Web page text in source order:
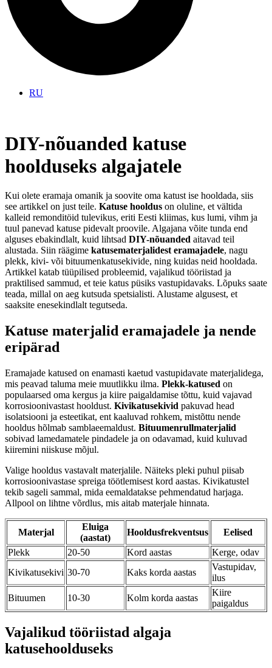
RU
DIY-nõuanded katuse
hoolduseks algajatele
Kui olete eramaja omanik ja soovite oma katust ise hooldada, siis
see artikkel on just teile. Katuse hooldus on oluline, et vältida
kalleid remonditöid tulevikus, eriti Eesti kliimas, kus lumi, vihm ja
tuul panevad katuse pidevalt proovile. Algajana võite tunda end
alguses ebakindlalt, kuid lihtsad DIY-nõuanded aitavad teil
alustada. Siin räägime katusematerjalidest eramajadele, nagu
plekk, kivi- või bituumenkatusekivide, ning kuidas neid hooldada.
Artikkel katab tüüpilised probleemid, vajalikud tööriistad ja
praktilised sammud, et teie katus püsiks vastupidavaks. Lõpuks saate
teada, millal on aeg kutsuda spetsialisti. Alustame algusest, et
saaksite enesekindlalt tegutseda.
Katuse materjalid eramajadele ja nende
eripärad
Eramajade katused on enamasti kaetud vastupidavate materjalidega,
mis peavad taluma meie muutlikku ilma. Plekk-katused on
populaarsed oma kergus ja kiire paigaldamise tõttu, kuid vajavad
korrosioonivastast hooldust. Kivikatusekivid pakuvad head
isolatsiooni ja esteetikat, ent kaaluvad rohkem, mistõttu nende
hooldus hõlmab samblaeemaldust. Bituumenrullmaterjalid
sobivad lamedamatele pindadele ja on odavamad, kuid kuluvad
kiiremini niiskuse mõjul.
Valige hooldus vastavalt materjalile. Näiteks pleki puhul piisab
korrosioonivastase spreiga töötlemisest kord aastas. Kivikatustel
tekib sageli sammal, mida eemaldatakse pehmendatud harjaga.
Allpool on lihtne võrdlus, mis aitab materjale hinnata.
Materjal
Eluiga
(aastat)
Hooldusfrekventsus
Eelised
Plekk
20-50 Kord aastas
Kerge, odav
Kivikatusekivi 30-70 Kaks korda aastas
Vastupidav,
ilus
Bituumen
10-30 Kolm korda aastas
Kiire
paigaldus
Vajalikud tööriistad algaja
katusehoolduseks